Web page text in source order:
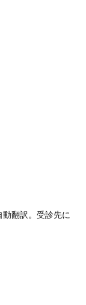
翻訳。受診先に